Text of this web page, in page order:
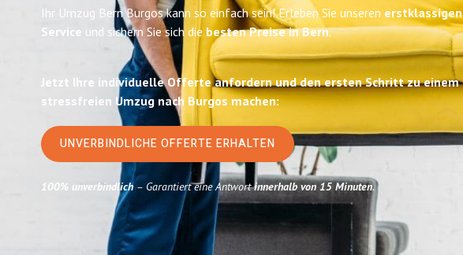
Ihr Umzug Bern Burgos kann so einfach sein! Erleben Sie unseren erstklassigen
Service und sichern Sie sich die besten Preise in Bern.
Jetzt Ihre individuelle Offerte anfordern und den ersten Schritt zu einem
stressfreien Umzug nach Burgos machen:
UNVERBINDLICHE OFFERTE ERHALTEN
100% unverbindlich– Garantiert eine Antwortinnerhalb von 15 Minuten.